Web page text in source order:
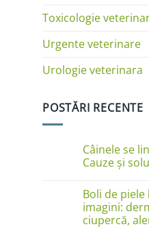
Toxicologie
Urgente veterinare
Urologie veterinara
POSTĂRI RECENTE
Câinele se
Cauze și
comentariu
la
Câinele
se
linge
Boli de piele
imagini:
ciupercă,